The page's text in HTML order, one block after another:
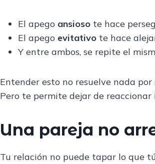
El apego ansioso te hace
El apego evitativo te hace
Y entre ambos, se repite el
Entender esto no resuelve nada por
Pero te permite dejar de reaccionar
Una pareja no
Tu relación no puede tapar lo que